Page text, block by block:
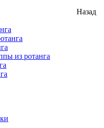
Назад
из ротанга